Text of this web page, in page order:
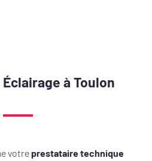
à Toulon
votreprestataire technique